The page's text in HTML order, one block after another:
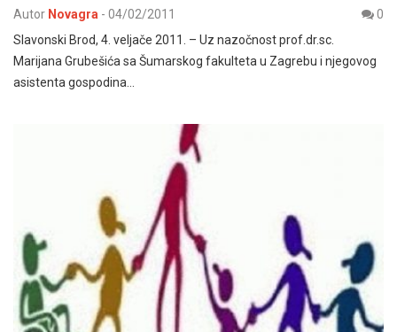
Autor Novagra - 04/02/2011
0
Slavonski Brod, 4. veljače 2011. – Uz nazočnost prof.dr.sc.
Marijana Grubešića sa Šumarskog fakulteta u Zagrebu i njegovog
asistenta gospodina…